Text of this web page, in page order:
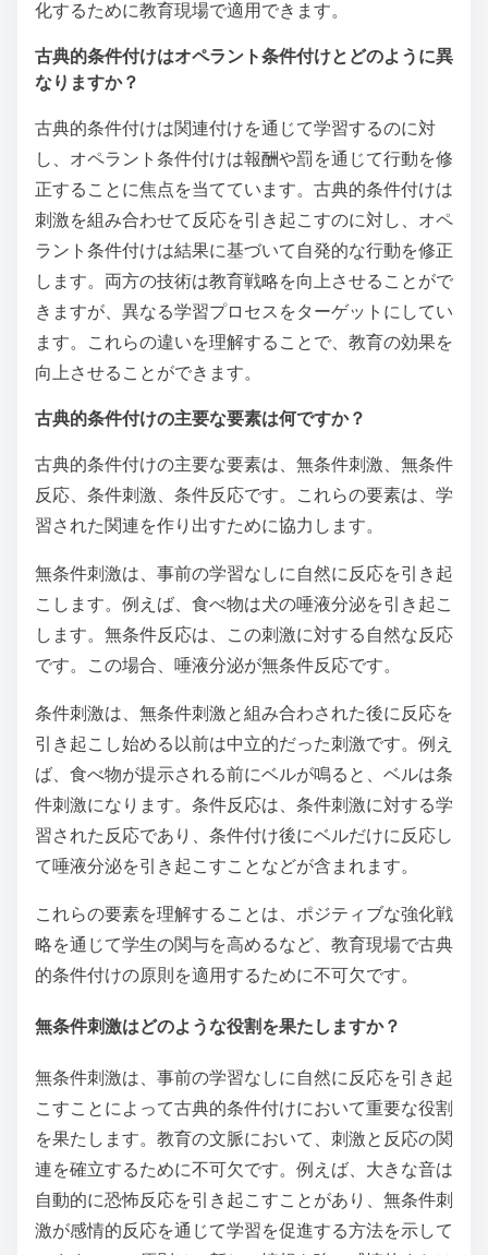
化するために教育現場で適用できます。
古典的条件付けはオペラント条件付けとどのように異
なりますか？
古典的条件付けは関連付けを通じて学習するのに対
し、オペラント条件付けは報酬や罰を通じて行動を修
正することに焦点を当てています。古典的条件付けは
刺激を組み合わせて反応を引き起こすのに対し、オペ
ラント条件付けは結果に基づいて自発的な行動を修正
します。両方の技術は教育戦略を向上させることがで
きますが、異なる学習プロセスをターゲットにしてい
ます。これらの違いを理解することで、教育の効果を
向上させることができます。
古典的条件付けの主要な要素は何ですか？
古典的条件付けの主要な要素は、無条件刺激、無条件
反応、条件刺激、条件反応です。これらの要素は、学
習された関連を作り出すために協力します。
無条件刺激は、事前の学習なしに自然に反応を引き起
こします。例えば、食べ物は犬の唾液分泌を引き起こ
します。無条件反応は、この刺激に対する自然な反応
です。この場合、唾液分泌が無条件反応です。
条件刺激は、無条件刺激と組み合わされた後に反応を
引き起こし始める以前は中立的だった刺激です。例え
ば、食べ物が提示される前にベルが鳴ると、ベルは条
件刺激になります。条件反応は、条件刺激に対する学
習された反応であり、条件付け後にベルだけに反応し
て唾液分泌を引き起こすことなどが含まれます。
これらの要素を理解することは、ポジティブな強化戦
略を通じて学生の関与を高めるなど、教育現場で古典
的条件付けの原則を適用するために不可欠です。
無条件刺激はどのような役割を果たしますか？
無条件刺激は、事前の学習なしに自然に反応を引き起
こすことによって古典的条件付けにおいて重要な役割
を果たします。教育の文脈において、刺激と反応の関
連を確立するために不可欠です。例えば、大きな音は
自動的に恐怖反応を引き起こすことがあり、無条件刺
激が感情的反応を通じて学習を促進する方法を示して